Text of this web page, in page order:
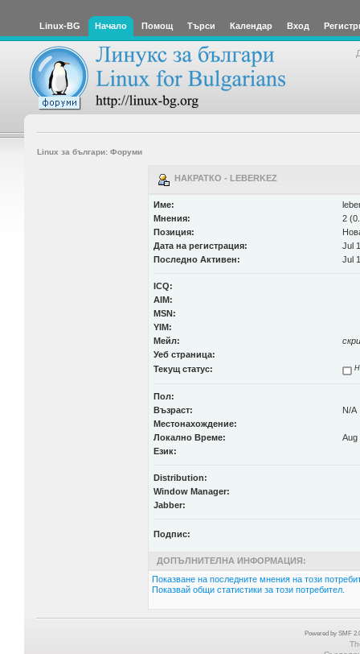
Linux-BG Начало Помощ Търси Календар Вход
Linux за българи: Форуми
НАКРАТКО - LEBERKEZ
Име:
Мнения:
2
Позиция:
Дата на регистрация:
Jul
Последно Активен:
Jul
ICQ:
AIM:
MSN:
YIM:
Мейл:
Уеб страница:
Текущ статус:
Пол:
Възраст:
N/A
Местонахождение:
Локално Време:
Aug
Език:
Distribution:
Window Manager:
Jabber:
Подпис:
ДОПЪЛНИТЕЛНА ИНФОРМАЦИЯ:
Показване на последните мнения на този
Показвай общи статистики за този потребител.
Powered by SMF